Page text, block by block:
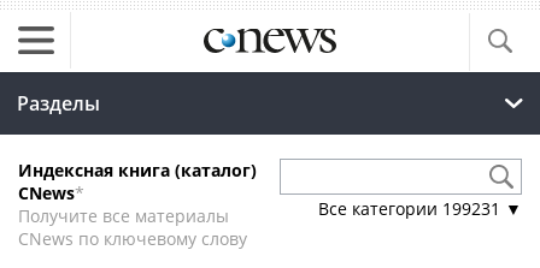
Разделы
Индексная книга (каталог)
CNews*
Получите все материалы
CNews по ключевому слову
Все категории 199231 ▼